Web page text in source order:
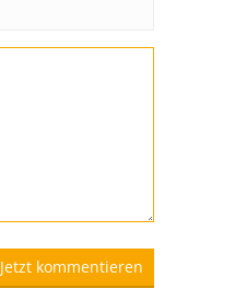
Jetzt kommentieren